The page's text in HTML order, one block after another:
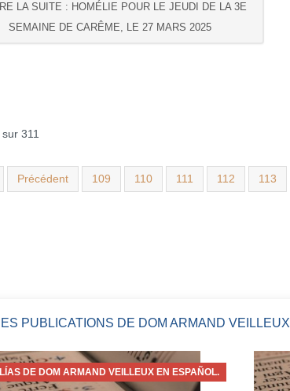
LA SUITE : HOMÉLIE POUR LE JEUDI DE LA 3E
SEMAINE DE CARÊME, LE 27 MARS 2025
sur 311
Précédent 109 110 111 112 113
PUBLICATIONS DE DOM ARMAND VEILLEUX
DE DOM ARMAND VEILLEUX EN ESPAÑOL.